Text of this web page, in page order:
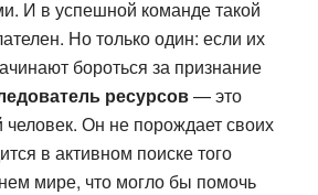
И в успешной команде такой
Но только один: если их
бороться за признание
ресурсов— это
Он не порождает своих
в активном поиске того
мире, что могло бы помочь